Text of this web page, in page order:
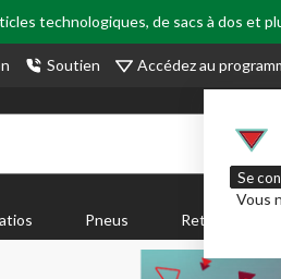
technologiques, de sacs à dos et
Soutien Accédez au
Se
Vous
Pneus Retour en